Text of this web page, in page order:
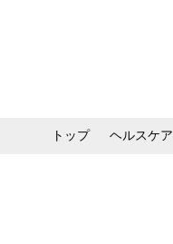
トップ ヘルスケア